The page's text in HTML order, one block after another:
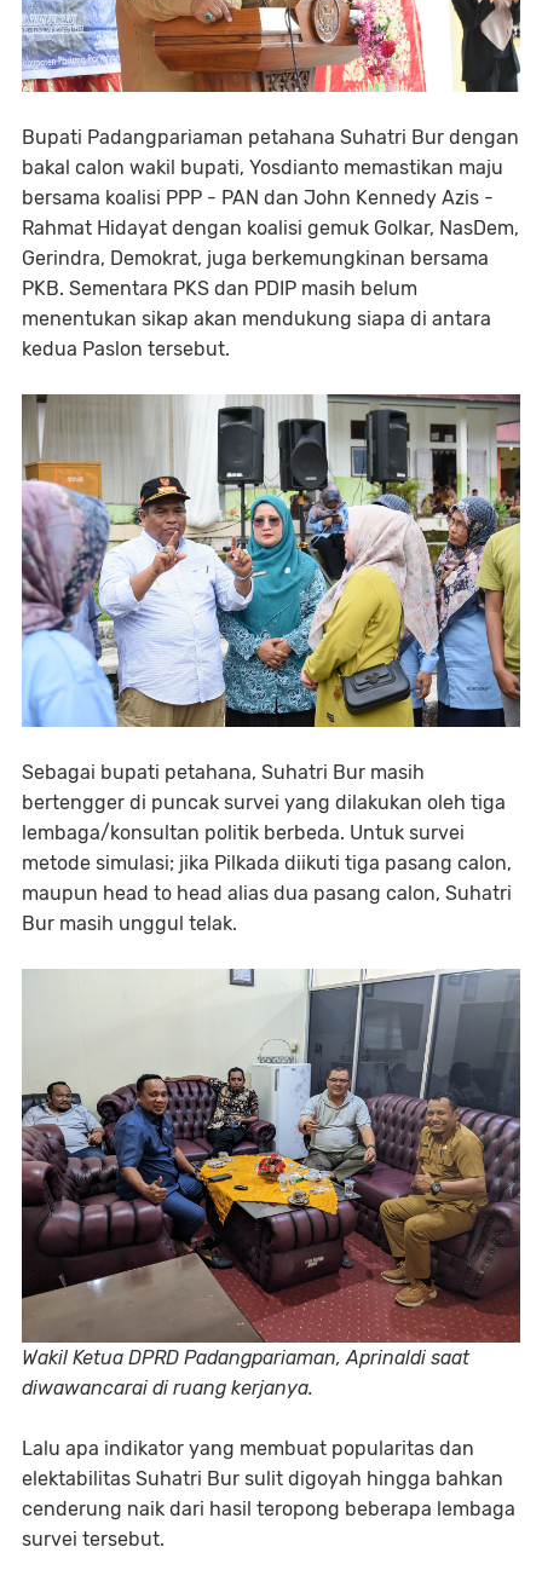
Bupati Padangpariaman petahana Suhatri Bur dengan
bakal calon wakil bupati, Yosdianto memastikan maju
bersama koalisi PPP - PAN dan John Kennedy Azis -
Rahmat Hidayat dengan koalisi gemuk Golkar, NasDem,
Gerindra, Demokrat, juga berkemungkinan bersama
PKB. Sementara PKS dan PDIP masih belum
menentukan sikap akan mendukung siapa di antara
kedua Paslon tersebut.
Sebagai bupati petahana, Suhatri Bur masih
bertengger di puncak survei yang dilakukan oleh tiga
lembaga/konsultan politik berbeda. Untuk survei
metode simulasi; jika Pilkada diikuti tiga pasang calon,
maupun head to head alias dua pasang calon, Suhatri
Bur masih unggul telak.
Wakil Ketua DPRD Padangpariaman, Aprinaldi saat
diwawancarai di ruang kerjanya.
Lalu apa indikator yang membuat popularitas dan
elektabilitas Suhatri Bur sulit digoyah hingga bahkan
cenderung naik dari hasil teropong beberapa lembaga
survei tersebut.